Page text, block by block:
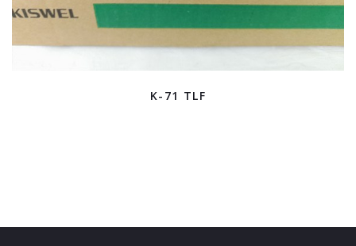
K-71 TLF